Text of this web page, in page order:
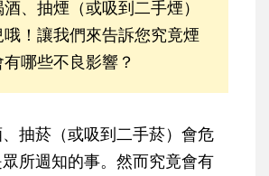
、抽煙（或吸到二手煙）
！讓我們來告訴您究竟煙
哪些不良影響？
菸（或吸到二手菸）會危
所週知的事。然而究竟會有